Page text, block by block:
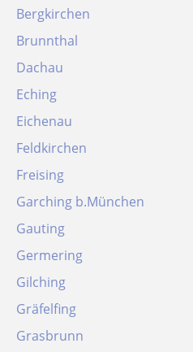
Bergkirchen
Brunnthal
Dachau
Eching
Eichenau
Feldkirchen
Freising
Garching b.München
Gauting
Germering
Gilching
Gräfelfing
Grasbrunn